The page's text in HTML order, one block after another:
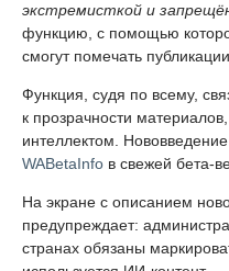
экстремисткой и
функцию, с помощью
смогут помечать
Функция, судя по всему,
к прозрачности
интеллектом.
WABetaInfo в свежей бета-
На экране с описанием
предупреждает:
странах обязаны